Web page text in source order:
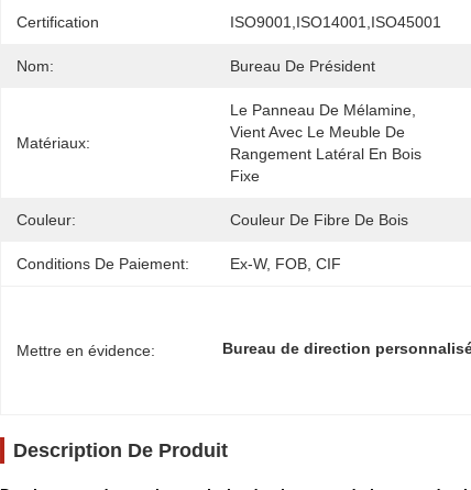
Certification ISO9001,ISO14001,ISO45001
Nom: Bureau De Président
Matériaux:
Le Panneau De Mélamine,
Vient Avec Le Meuble De
Rangement Latéral En Bois
Fixe
Couleur: Couleur De Fibre De Bois
Conditions De Paiement: Ex-W, FOB, CIF
Mettre en évidence: Bureau de direction
Description De Produit